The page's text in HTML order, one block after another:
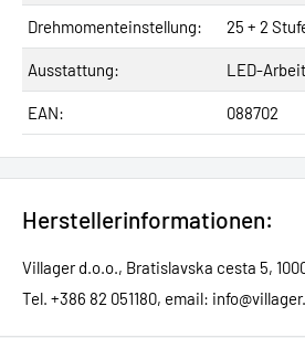
Drehmomenteinstellung: 25 + 2
Ausstattung: LED-
EAN: 088702
Herstellerinformationen:
Villager d.o.o., Bratislavska cesta 5,
Tel. +386 82 051180, email: